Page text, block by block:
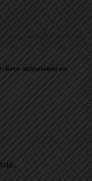
його затримали на
ТЦК